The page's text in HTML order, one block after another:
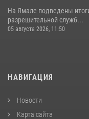
На Ямале подведены
разрешительной служб...
05 августа 2026, 11:50
НАВИГАЦИЯ
Новости
Карта сайта